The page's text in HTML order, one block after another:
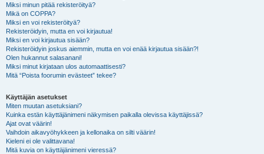
Miksi minun pitää rekisteröityä?
Mikä on COPPA?
Miksi en voi rekisteröityä?
Rekisteröidyin, mutta en voi kirjautua!
Miksi en voi kirjautua sisään?
Rekisteröidyin joskus aiemmin, mutta en voi enää kirjautua sisään?!
Olen hukannut salasanani!
Miksi minut kirjataan ulos automaattisesti?
Mitä “Poista foorumin evästeet” tekee?
Käyttäjän asetukset
Miten muutan asetuksiani?
Kuinka estän käyttäjänimeni näkymisen paikalla olevissa käyttäjissä?
Ajat ovat väärin!
Vaihdoin aikavyöhykkeen ja kellonaika on silti väärin!
Kieleni ei ole valittavana!
Mitä kuvia on käyttäjänimeni vieressä?